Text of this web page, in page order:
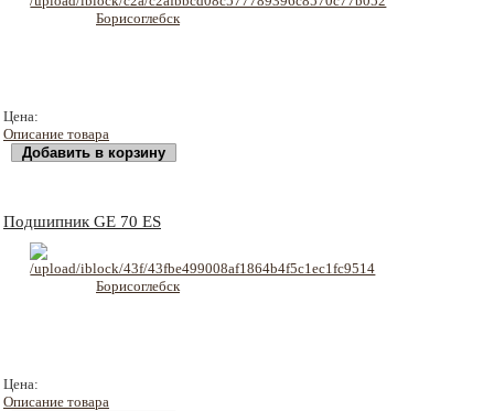
Цена:
Описание товара
Подшипник GE 70 ES
Цена:
Описание товара